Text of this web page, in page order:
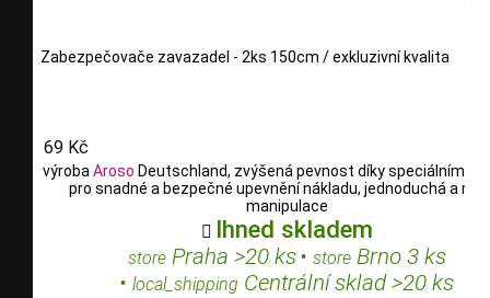
Zabezpečovače zavazadel - 2ks 150cm / exkluzivní kvalita
69 Kč
výroba Aroso Deutschland, zvýšená pevnost díky speciálním
pro snadné a bezpečné upevnění nákladu, jednoduchá a
manipulace
 Ihned skladem
storePraha >20 ks• storeBrno 3 ks
• local_shipping Centrální sklad >20 ks